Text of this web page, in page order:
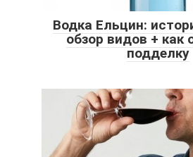
Водка Ельцин:
обзор видов + как
подделку